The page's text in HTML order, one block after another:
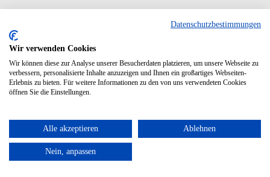
Vertretungsberechtigt:
Kontakt:
Tel.: 0731 / 4092-0
Fax: 0731 / 4092-86
E-Mail:info@heim-gruppe.de
pure power GmbH & Co. KG
Boschstraße 12 – 14
89079 Ulm
Datenschutzbestimmungen
Wir verwenden Cookies
Wir können diese zur Analyse unserer Besucherdaten platzieren, um unsere Webseite zu
verbessern, personalisierte Inhalte anzuzeigen und Ihnen ein großartiges Webseiten-
Erlebnis zu bieten. Für weitere Informationen zu den von uns verwendeten Cookies
öffnen Sie die Einstellungen.
Alle akzeptieren Ablehnen
Nein, anpassen